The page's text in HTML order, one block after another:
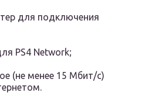
для подключения
PS4 Network;
(не менее 15 Мбит/с)